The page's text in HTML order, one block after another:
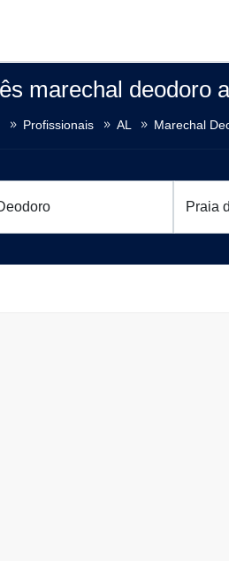
marechal deodoro
Profissionais AL Marechal